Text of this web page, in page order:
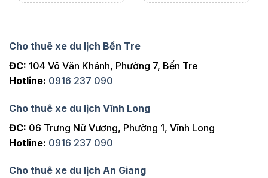
Cho thuê xe du lịch Bến Tre
ĐC: 104 Võ Văn Khánh, Phường 7, Bến Tre
Hotline: 0916 237 090
Cho thuê xe du lịch Vĩnh Long
ĐC: 06 Trưng Nữ Vương, Phường 1, Vĩnh Long
Hotline: 0916 237 090
Cho thuê xe du lịch An Giang